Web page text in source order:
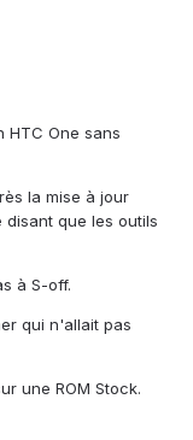
HTC One sans
la mise à jour
disant que les outils
à S-off.
qui n'allait pas
une ROM Stock.